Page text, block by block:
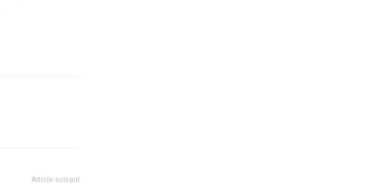
Article suivant